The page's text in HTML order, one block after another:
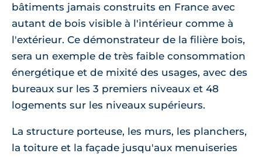
bâtiments jamais construits en France avec
autant de bois visible à l'intérieur comme à
l'extérieur. Ce démonstrateur de la filière bois,
sera un exemple de très faible consommation
énergétique et de mixité des usages, avec des
bureaux sur les 3 premiers niveaux et 48
logements sur les niveaux supérieurs.
La structure porteuse, les murs, les planchers,
la toiture et la façade jusqu'aux menuiseries